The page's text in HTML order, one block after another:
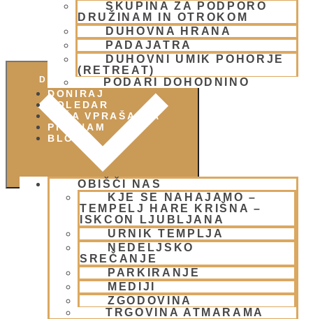
SKUPINA ZA PODPORO
DRUŽINAM IN OTROKOM
DUHOVNA HRANA
PADAJATRA
DUHOVNI UMIK POHORJE
(RETREAT)
PODARI DOHODNINO
DONIRAJ
KOLEDAR
VAŠA VPRAŠANJA
PIŠI NAM
BLOG
OBIŠČI NAS
KJE SE NAHAJAMO –
TEMPELJ HARE KRIŠNA –
ISKCON LJUBLJANA
URNIK TEMPLJA
NEDELJSKO
SREČANJE
PARKIRANJE
MEDIJI
ZGODOVINA
TRGOVINA ATMARAMA
DODAJ V KOLEDAR